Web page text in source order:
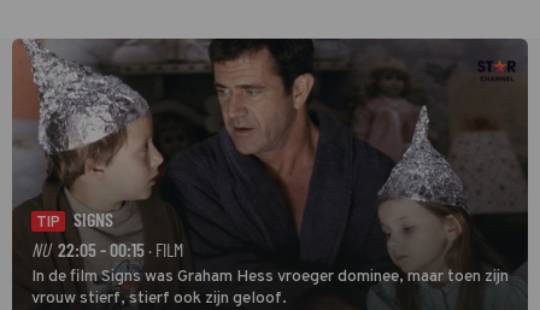
TIP
SIGNS
NU 22:05 - 00:15 · FILM
In de film Signs was Graham Hess vroeger dominee, maar toen zijn
vrouw stierf, stierf ook zijn geloof.